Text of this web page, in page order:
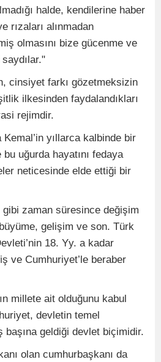
halde, kendilerine haber
rızaları alınmadan
olmasını bize gücenme ve
cinsiyet farkı gözetmeksizin
ilkesinden faydalandıkları
rejimdir.
yıllarca kalbinde bir
bu uğurda hayatını fedaya
neticesinde elde ettiği bir
gibi zaman süresince değişim
gelişim ve son. Türk
18. Yy. a kadar
ve Cumhuriyet’le beraber
millete ait olduğunu kabul
devletin temel
başına geldiği devlet biçimidir.
olan cumhurbaşkanı da